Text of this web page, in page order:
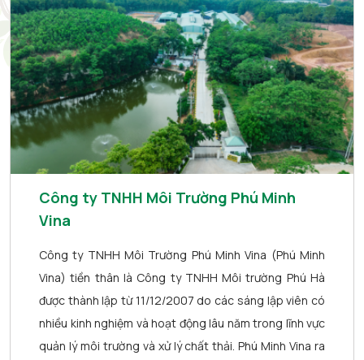
Công ty TNHH Môi Trường Phú Minh
Vina
Công ty TNHH Môi Trường Phú Minh Vina (Phú Minh
Vina) tiền thân là Công ty TNHH Môi trường Phú Hà
được thành lập từ 11/12/2007 do các sáng lập viên có
nhiều kinh nghiệm và hoạt động lâu năm trong lĩnh vực
quản lý môi trường và xử lý chất thải. Phú Minh Vina ra